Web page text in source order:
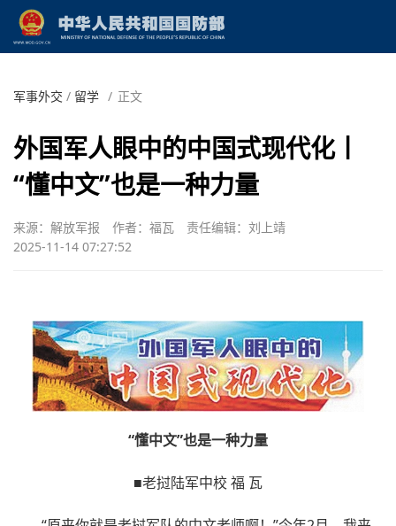
军事外交 / 留学 / 正文
外国军人眼中的中国式现代化丨
“懂中文”也是一种力量
来源：解放军报 作者：福瓦
责任编辑：刘上靖
2025-11-14 07:27:52
“懂中文”也是一种力量
■老挝陆军中校 福 瓦